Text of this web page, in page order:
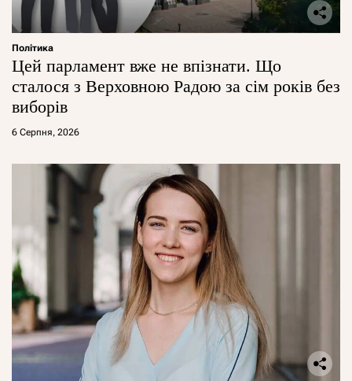
Політика
Цей парламент вже не впізнати. Що
сталося з Верховною Радою за сім років без
виборів
6 Серпня, 2026